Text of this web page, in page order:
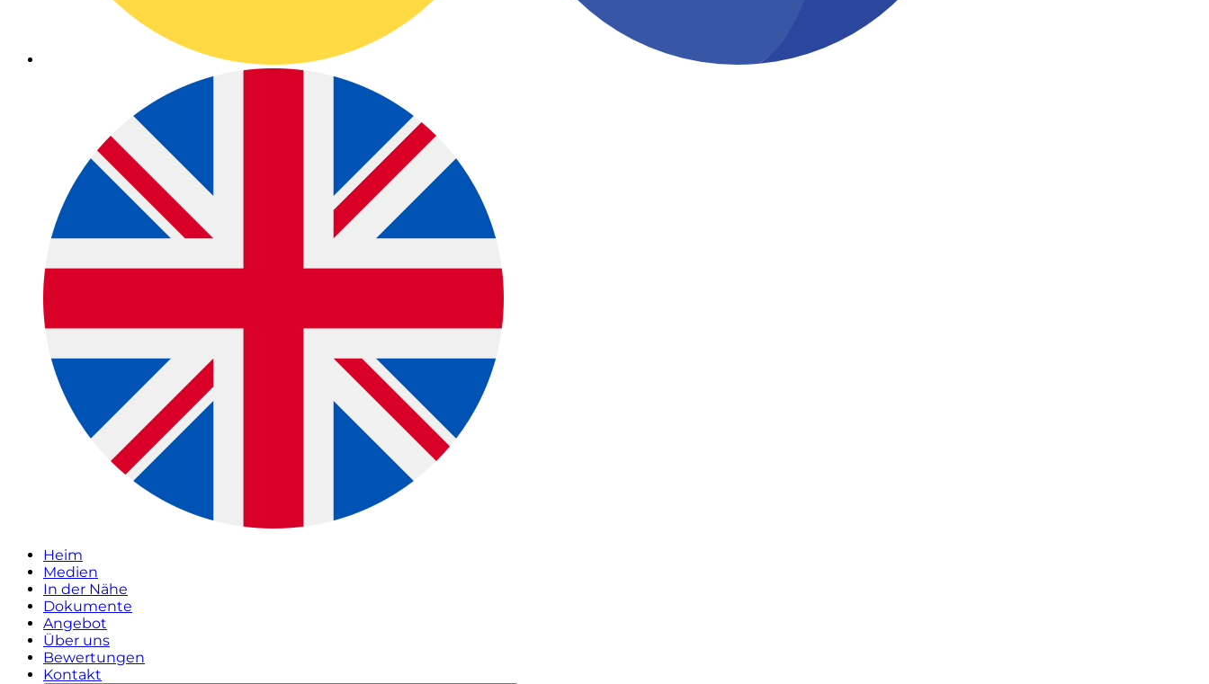
Heim
Medien
In der Nähe
Dokumente
Angebot
Über uns
Bewertungen
Kontakt